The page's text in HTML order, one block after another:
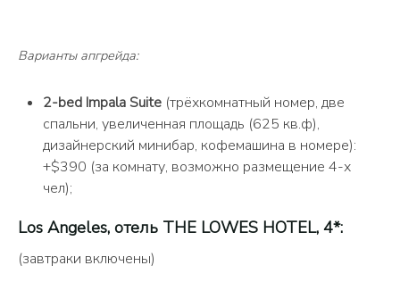
Варианты апгрейда:
2-bed Impala Suite (трёхкомнатный номер, две
спальни, увеличенная площадь (625 кв.ф),
дизайнерский минибар, кофемашина в номере):
+$390 (за комнату, возможно размещение 4-х
чел);
Los Angeles, отель THE LOWES HOTEL, 4*:
(завтраки включены)